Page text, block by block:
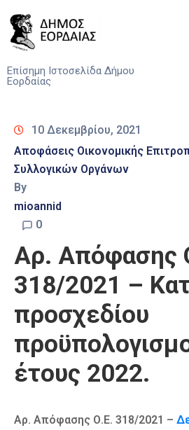
Επίσημη Ιστοσελίδα Δήμου
Εορδαίας
Υπηρεσίες
Του
Δήμου
Αποφάσεις
10 Δεκεμβρίου, 2021
Αποφάσεις Οικονομικής
Συλλογικών Οργάνων
By
mioannid
0
Αρ. Απόφασης
318/2021 –
προσχεδίου
έτους 2022.
Αρ. Απόφασης Ο.Ε. 318/2021 –